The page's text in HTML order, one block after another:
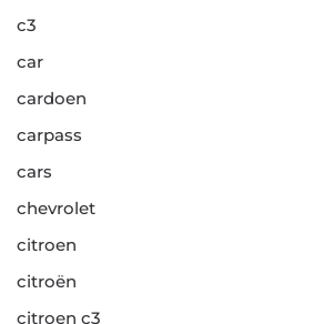
c3
car
cardoen
carpass
cars
chevrolet
citroen
citroën
citroen c3